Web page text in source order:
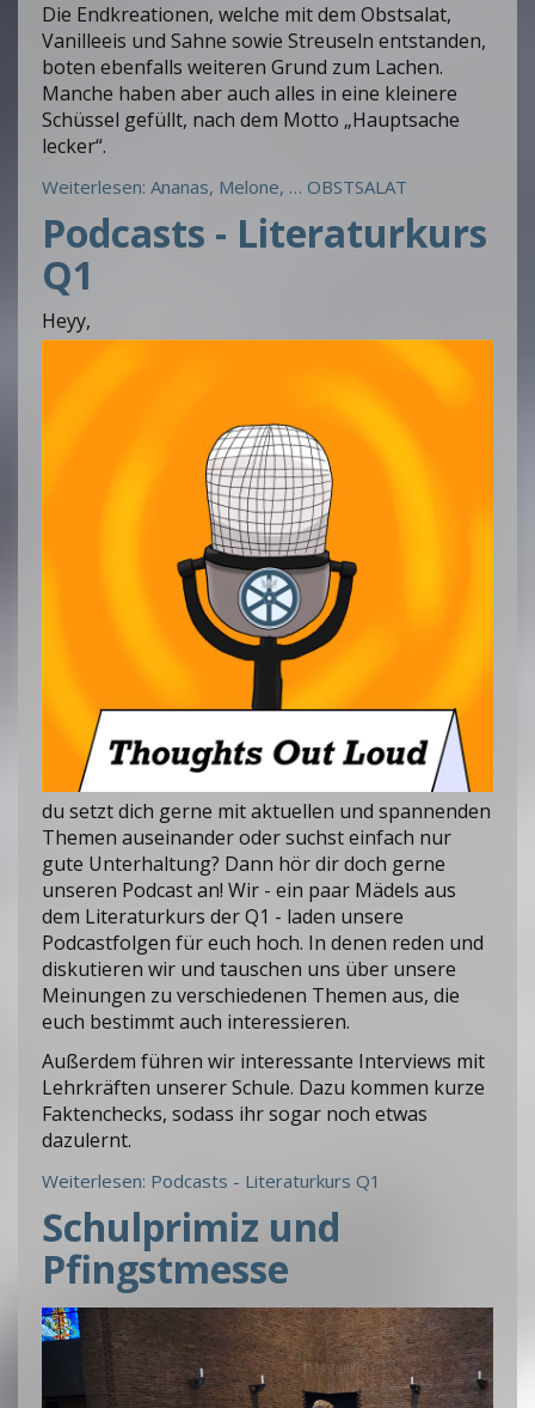
Die Endkreationen, welche mit dem Obstsalat,
Vanilleeis und Sahne sowie Streuseln entstanden,
boten ebenfalls weiteren Grund zum Lachen.
Manche haben aber auch alles in eine kleinere
Schüssel gefüllt, nach dem Motto „Hauptsache
lecker“.
Weiterlesen: Ananas, Melone, … OBSTSALAT
Podcasts - Literaturkurs
Q1
Heyy,
du setzt dich gerne mit aktuellen und spannenden
Themen auseinander oder suchst einfach nur
gute Unterhaltung? Dann hör dir doch gerne
unseren Podcast an! Wir - ein paar Mädels aus
dem Literaturkurs der Q1 - laden unsere
Podcastfolgen für euch hoch. In denen reden und
diskutieren wir und tauschen uns über unsere
Meinungen zu verschiedenen Themen aus, die
euch bestimmt auch interessieren.
Außerdem führen wir interessante Interviews mit
Lehrkräften unserer Schule. Dazu kommen kurze
Faktenchecks, sodass ihr sogar noch etwas
dazulernt.
Weiterlesen: Podcasts - Literaturkurs Q1
Schulprimiz und
Pfingstmesse